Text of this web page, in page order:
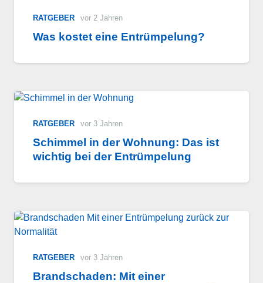
RATGEBER vor 2 Jahren
Was kostet eine Entrümpelung?
RATGEBER vor 3 Jahren
Schimmel in der Wohnung: Das ist
wichtig bei der Entrümpelung
RATGEBER vor 3 Jahren
Brandschaden: Mit einer